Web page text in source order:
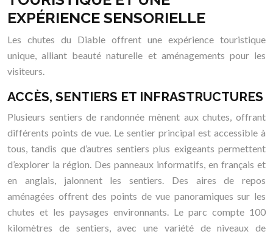
EXPÉRIENCE SENSORIELLE
Les chutes du Diable offrent une expérience touristique
unique, alliant beauté naturelle et aménagements pour les
visiteurs.
ACCÈS, SENTIERS ET INFRASTRUCTURES
Plusieurs sentiers de randonnée mènent aux chutes, offrant
différents points de vue. Le sentier principal est accessible à
tous, tandis que d’autres sentiers plus exigeants permettent
d’explorer la région. Des panneaux informatifs, en français et
en anglais, jalonnent les sentiers. Des aires de repos
aménagées offrent des points de vue panoramiques sur les
chutes et les paysages environnants. Le parc compte 100
kilomètres de sentiers, avec une variété de niveaux de